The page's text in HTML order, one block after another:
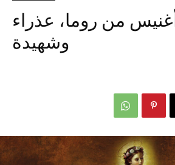
من روما، عذراء
وشهيدة